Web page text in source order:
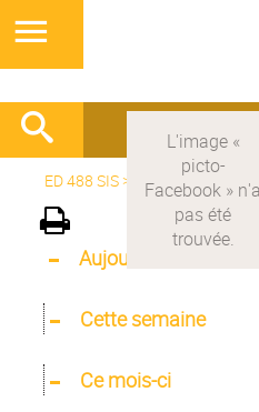
ED 488 SIS> Version française
Aujourd'hui
Cette semaine
Ce mois-ci